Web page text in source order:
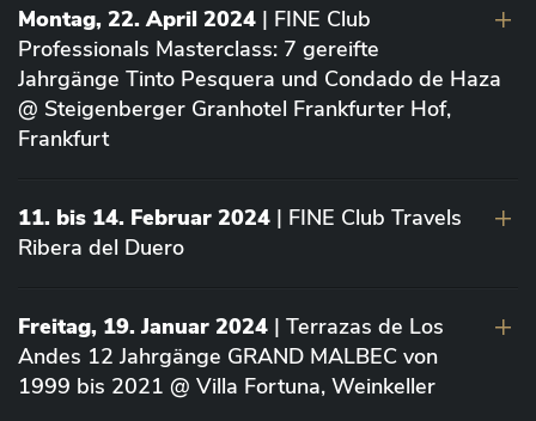
Montag, 22. April 2024 | FINE Club
Professionals Masterclass: 7 gereifte
Jahrgänge Tinto Pesquera und Condado de Haza
@ Steigenberger Granhotel Frankfurter Hof,
Frankfurt
11. bis 14. Februar 2024 | FINE Club Travels
Ribera del Duero
Freitag, 19. Januar 2024 | Terrazas de Los
Andes 12 Jahrgänge GRAND MALBEC von
1999 bis 2021 @ Villa Fortuna, Weinkeller